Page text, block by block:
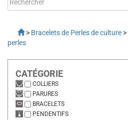
> Bracelets de Perles de culture >
perles
CATÉGORIE
COLLIERS
PARURES
BRACELETS
PENDENTIFS